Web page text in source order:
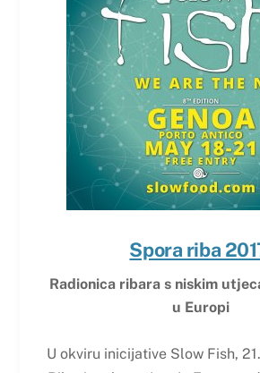
Spora riba
Radionica ribara s niskim
u Europi
U okviru inicijative Slow Fish, 21.